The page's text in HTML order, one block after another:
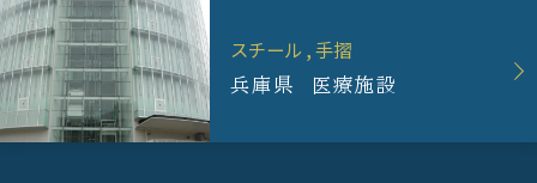
スチール 手摺
兵庫県 医療施設